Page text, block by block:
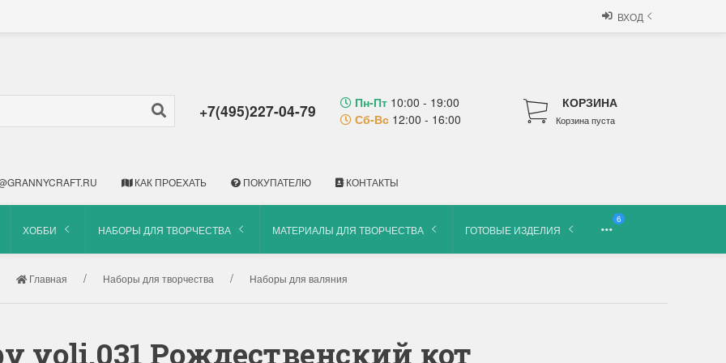
ВХОД
+7(495)227-04-79 Пн-Пт 10:00 - 19:00
Сб-Вс 12:00 - 16:00
КОРЗИНА
Корзина пуста
КАК ПРОЕХАТЬ ПОКУПАТЕЛЮ КОНТАКТЫ
ХОББИ НАБОРЫ ДЛЯ ТВОРЧЕСТВА МАТЕРИАЛЫ ДЛЯ ТВОРЧЕСТВА ГОТОВЫЕ ИЗДЕЛИЯ
6
Главная Наборы для творчества Наборы для валяния
yoli.031 Рождественский кот